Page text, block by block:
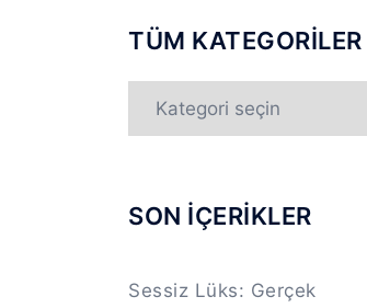
TÜM KATEGORİLER
KATEGORİLER
SON İÇERİKLER
Sessiz Lüks: Gerçek